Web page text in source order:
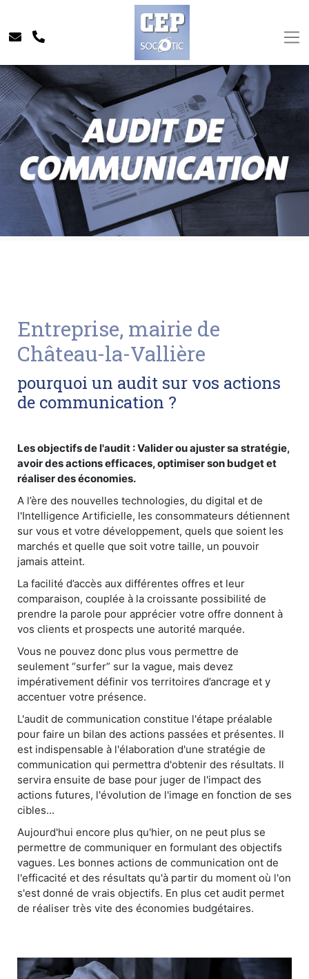
Entreprise, mairie de
Château-la-Vallière
pourquoi un audit sur vos actions
de communication ?
Les objectifs de l'audit : Valider ou ajuster sa stratégie,
avoir des actions efficaces, optimiser son budget et
réaliser des économies.
A l’ère des nouvelles technologies, du digital et de
l'Intelligence Artificielle, les consommateurs détiennent
sur vous et votre développement, quels que soient les
marchés et quelle que soit votre taille, un pouvoir
jamais atteint.
La facilité d’accès aux différentes offres et leur
comparaison, couplée à la croissante possibilité de
prendre la parole pour apprécier votre offre donnent à
vos clients et prospects une autorité marquée.
Vous ne pouvez donc plus vous permettre de
seulement “surfer” sur la vague, mais devez
impérativement définir vos territoires d’ancrage et y
accentuer votre présence.
L'audit de communication constitue l'étape préalable
pour faire un bilan des actions passées et présentes. Il
est indispensable à l'élaboration d'une stratégie de
communication qui permettra d'obtenir des résultats. Il
servira ensuite de base pour juger de l'impact des
actions futures, l'évolution de l'image en fonction de ses
cibles...
Aujourd'hui encore plus qu'hier, on ne peut plus se
permettre de communiquer en formulant des objectifs
vagues. Les bonnes actions de communication ont de
l'efficacité et des résultats qu'à partir du moment où l'on
s'est donné de vrais objectifs. En plus cet audit permet
de réaliser très vite des économies budgétaires.